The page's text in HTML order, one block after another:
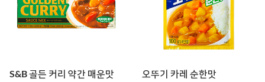
S&B 골든 커리 약간 매운맛 오뚜기 카레 순한맛